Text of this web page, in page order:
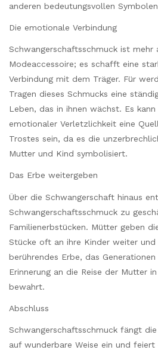
anderen bedeutungsvollen
Die emotionale Verbindung
Schwangerschaftsschmuck ist mehr
Modeaccessoire; es schafft eine
Verbindung mit dem Träger. Für
Tragen dieses Schmucks eine
Leben, das in ihnen wächst. Es
emotionaler Verletzlichkeit eine
Trostes sein, da es die
Mutter und Kind symbolisiert.
Das Erbe weitergeben
Über die Schwangerschaft hinaus
Schwangerschaftsschmuck zu
Familienerbstücken. Mütter geben
Stücke oft an ihre Kinder weiter
berührendes Erbe, das
Erinnerung an die Reise der Mutter
bewahrt.
Abschluss
Schwangerschaftsschmuck fängt
auf wunderbare Weise ein und